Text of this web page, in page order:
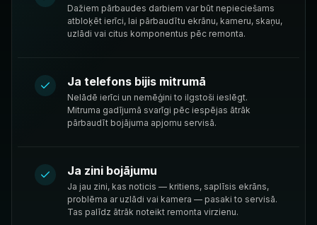
Dažiem pārbaudes darbiem var būt nepieciešams
atbloķēt ierīci, lai pārbaudītu ekrānu, kameru, skaņu,
uzlādi vai citus komponentus pēc remonta.
Ja telefons bijis mitrumā
Nelādē ierīci un nemēģini to ilgstoši ieslēgt.
Mitruma gadījumā svarīgi pēc iespējas ātrāk
pārbaudīt bojājuma apjomu servisā.
Ja zini bojājumu
Ja jau zini, kas noticis — kritiens, saplīsis ekrāns,
problēma ar uzlādi vai kamera — pasaki to servisā.
Tas palīdz ātrāk noteikt remonta virzienu.